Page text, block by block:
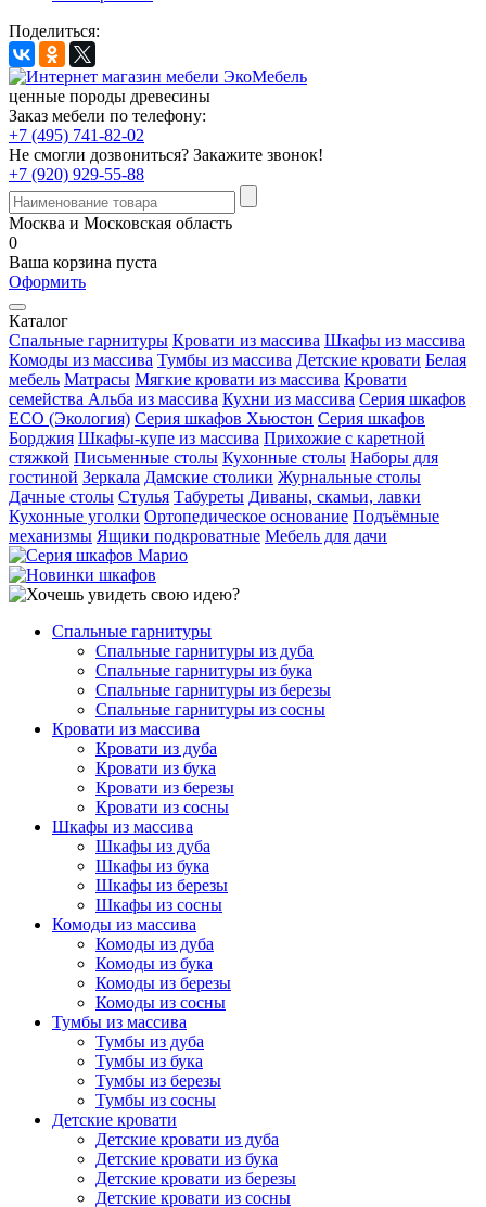
Поделиться:
ценные породы древесины
Заказ мебели по телефону:
+7 (495) 741-82-02
Не смогли дозвониться? Закажите звонок!
+7 (920) 929-55-88
Москва и Московская область
0
Ваша корзина пуста
Оформить
Каталог
Спальные гарнитуры Кровати из массива Шкафы из массива
Комоды из массива Тумбы из массива Детские кровати Белая
мебель Матрасы Мягкие кровати из массива Кровати
семейства Альба из массива Кухни из массива Серия шкафов
ECO (Экология) Серия шкафов Хьюстон Серия шкафов
Борджия Шкафы-купе из массива Прихожие с каретной
стяжкой Письменные столы Кухонные столы Наборы для
гостиной Зеркала Дамские столики Журнальные столы
Дачные столы Стулья Табуреты Диваны, скамьи, лавки
Кухонные уголки Ортопедическое основание Подъёмные
механизмы Ящики подкроватные Мебель для дачи
Спальные гарнитуры
Спальные гарнитуры из дуба
Спальные гарнитуры из бука
Спальные гарнитуры из березы
Спальные гарнитуры из сосны
Кровати из массива
Кровати из дуба
Кровати из бука
Кровати из березы
Кровати из сосны
Шкафы из массива
Шкафы из дуба
Шкафы из бука
Шкафы из березы
Шкафы из сосны
Комоды из массива
Комоды из дуба
Комоды из бука
Комоды из березы
Комоды из сосны
Тумбы из массива
Тумбы из дуба
Тумбы из бука
Тумбы из березы
Тумбы из сосны
Детские кровати
Детские кровати из дуба
Детские кровати из бука
Детские кровати из березы
Детские кровати из сосны